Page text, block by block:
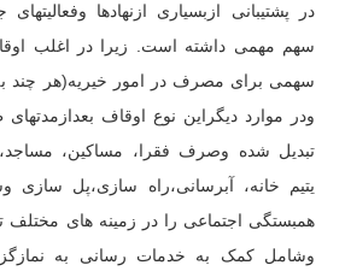
در پشتیبانی ازبسیاری ازنهادها
سهم مهمی داشته است. زیرا در اغلب
سهمی برای مصرف در امور خیریه(هر چند
ودر موارد دیگراین نوع اوقاف
تبدیل شده وصرف فقرا، مساکین، مساجد،
یتیم خانه، آبرسانی،راه سازی،پل سازی
همبستگی اجتماعی را در زمینه های مختلف
وشامل کمک به خدمات رسانی به